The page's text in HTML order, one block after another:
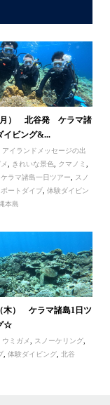
月） 北谷発 ケラマ諸
ビング&...
アイランドメッセージの出
きれいな景色 クマノミ
,ケラマ諸島一日ツアー
スノ
ボートダイブ ,体験ダイビン
本島
木） ケラマ諸島1日ツ
☆
ウミガメ スノーケリング
,体験ダイビング ,北谷